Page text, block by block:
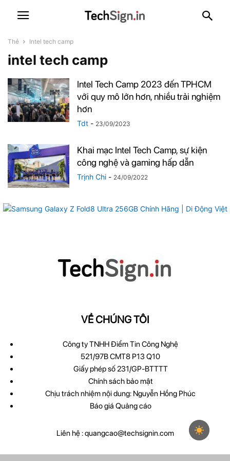
Thẻ Intel tech camp
intel tech camp
Intel Tech Camp 2023 đến TPHCM
với quy mô lớn hơn, nhiều trải nghiệm
hơn
Tdt - 23/09/2023
Khai mạc Intel Tech Camp, sự kiện
công nghệ và gaming hấp dẫn
Trịnh Chi - 24/09/2022
VỀ CHÚNG TÔI
Công ty TNHH Điểm Tin Công Nghệ
521/97B CMT8 P13 Q10
Giấy phép số 231/GP-BTTTT
Chính sách bảo mật
Chịu trách nhiệm nội dung: Nguyễn Hồng Phúc
Báo giá Quảng cáo
Liên hệ :quangcao@techsignin.com